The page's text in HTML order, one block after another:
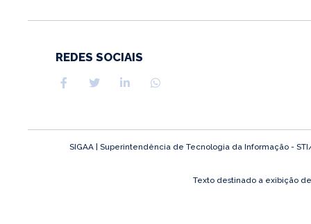
REDES SOCIAIS
SIGAA | Superintendência de Tecnologia da Informação -
Texto destinado a exibição